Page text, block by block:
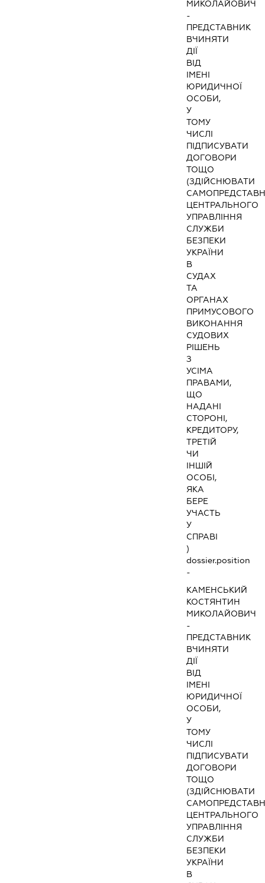
МИКОЛАЙОВИЧ
-
ПРЕДСТАВНИК
ВЧИНЯТИ
ДІЇ
ВІД
ІМЕНІ
ЮРИДИЧНОЇ
ОСОБИ,
У
ТОМУ
ЧИСЛІ
ПІДПИСУВАТИ
ДОГОВОРИ
ТОЩО
(ЗДІЙСНЮВАТИ
ЦЕНТРАЛЬНОГО
УПРАВЛІННЯ
СЛУЖБИ
БЕЗПЕКИ
УКРАЇНИ
В
СУДАХ
ТА
ОРГАНАХ
ПРИМУСОВОГО
ВИКОНАННЯ
СУДОВИХ
РІШЕНЬ
З
УСІМА
ПРАВАМИ,
ЩО
НАДАНІ
СТОРОНІ,
КРЕДИТОРУ,
ТРЕТІЙ
ЧИ
ІНШІЙ
ОСОБІ,
ЯКА
БЕРЕ
УЧАСТЬ
У
СПРАВІ
)
dossier.position
-
КАМЕНСЬКИЙ
КОСТЯНТИН
МИКОЛАЙОВИЧ
-
ПРЕДСТАВНИК
ВЧИНЯТИ
ДІЇ
ВІД
ІМЕНІ
ЮРИДИЧНОЇ
ОСОБИ,
У
ТОМУ
ЧИСЛІ
ПІДПИСУВАТИ
ДОГОВОРИ
ТОЩО
(ЗДІЙСНЮВАТИ
ЦЕНТРАЛЬНОГО
УПРАВЛІННЯ
СЛУЖБИ
БЕЗПЕКИ
УКРАЇНИ
В